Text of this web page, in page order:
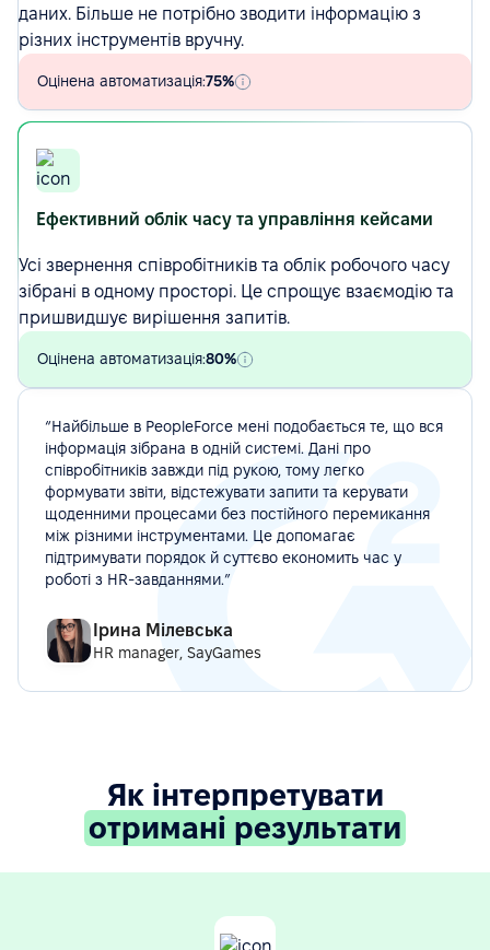
даних. Більше не потрібно зводити інформацію з
різних інструментів вручну.
Оцінена автоматизація:75%
Ефективний облік часу та управління кейсами
Усі звернення співробітників та облік робочого часу
зібрані в одному просторі. Це спрощує взаємодію та
пришвидшує вирішення запитів.
Оцінена автоматизація:80%
“Найбільше в PeopleForce мені подобається те, що вся
інформація зібрана в одній системі. Дані про
співробітників завжди під рукою, тому легко
формувати звіти, відстежувати запити та керувати
щоденними процесами без постійного перемикання
між різними інструментами. Це допомагає
підтримувати порядок й суттєво економить час у
роботі з HR-завданнями.”
Ірина Мілевська
HR manager, SayGames
Як інтерпретувати
отримані результати